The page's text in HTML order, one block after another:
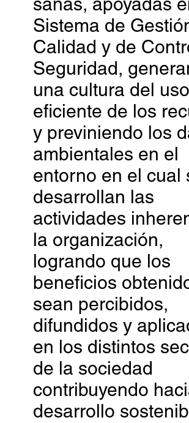
Sistema de
Calidad y de
Seguridad,
una cultura del uso
eficiente de los
y previniendo los
ambientales en el
entorno en el cual
desarrollan las
actividades
la organización,
logrando que los
beneficios
sean percibidos,
difundidos y
en los distintos
de la sociedad
contribuyendo
desarrollo